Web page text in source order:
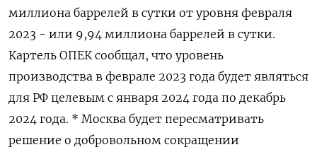
миллиона баррелей в сутки от уровня февраля
2023 - или 9,94 миллиона баррелей в сутки.
Картель ОПЕК сообщал, что уровень
производства в феврале 2023 года будет являться
для РФ целевым с января 2024 года по декабрь
2024 года. * Москва будет пересматривать
решение о добровольном сокращении